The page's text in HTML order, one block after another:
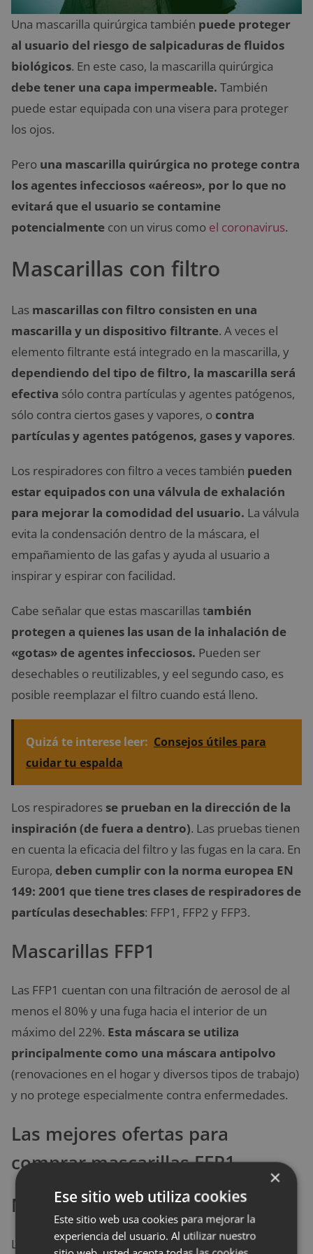
Una mascarilla quirúrgica también puede proteger
al usuario del riesgo de salpicaduras de fluidos
biológicos. En este caso, la mascarilla quirúrgica
debe tener una capa impermeable. También
puede estar equipada con una visera para proteger
los ojos.
Pero una mascarilla quirúrgica no protege contra
los agentes infecciosos «aéreos», por lo que no
evitará que el usuario se contamine
potencialmente con un virus como el coronavirus.
Mascarillas con filtro
Las mascarillas con filtro consisten en una
mascarilla y un dispositivo filtrante. A veces el
elemento filtrante está integrado en la mascarilla, y
dependiendo del tipo de filtro, la mascarilla será
efectiva sólo contra partículas y agentes patógenos,
sólo contra ciertos gases y vapores, o contra
partículas y agentes patógenos, gases y vapores.
Los respiradores con filtro a veces también pueden
estar equipados con una válvula de exhalación
para mejorar la comodidad del usuario. La válvula
evita la condensación dentro de la máscara, el
empañamiento de las gafas y ayuda al usuario a
inspirar y espirar con facilidad.
Cabe señalar que estas mascarillas también
protegen a quienes las usan de la inhalación de
«gotas» de agentes infecciosos. Pueden ser
desechables o reutilizables, y eel segundo caso, es
posible reemplazar el filtro cuando está lleno.
Quizá te interese leer: Consejos útiles para
cuidar tu espalda
Los respiradores se prueban en la dirección de la
inspiración (de fuera a dentro). Las pruebas tienen
en cuenta la eficacia del filtro y las fugas en la cara. En
Europa, deben cumplir con la norma europea EN
149: 2001 que tiene tres clases de respiradores de
partículas desechables: FFP1, FFP2 y FFP3.
Mascarillas FFP1
Las FFP1 cuentan con una filtración de aerosol de al
menos el 80% y una fuga hacia el interior de un
máximo del 22%. Esta máscara se utiliza
principalmente como una máscara antipolvo
(renovaciones en el hogar y diversos tipos de trabajo)
y no protege especialmente contra enfermedades.
Las mejores ofertas para
comprar mascarillas FFP1
Mascarillas FFP2
Las máscaras FFP2 tienen un porcentaje de
×
Ese sitio web utiliza cookies
Este sitio web usa cookies para mejorar la
experiencia del usuario. Al utilizar nuestro